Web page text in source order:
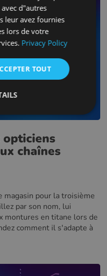
opticiens
chaînes
pour la troisième
par son nom, lui
montures en titane lors de
comment il s'adapte à
FRENCH
CROATIAN
ITALIAN
PORTUGUESE
DUTCH
HUNGARIAN
SLOVENIAN
RUSSIAN
d"autres
leur avez fournies
lors de votre
Privacy Policy
TOUT